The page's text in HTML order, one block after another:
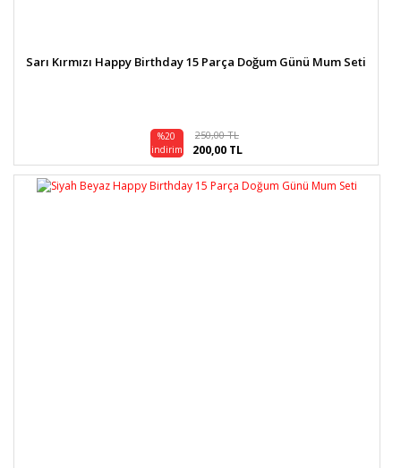
Sarı Kırmızı Happy Birthday 15 Parça Doğum Günü Mum Seti
%20
indirim
250,00 TL
200,00 TL